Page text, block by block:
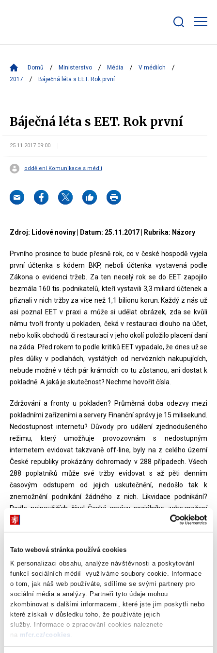
Tato webová stránka používá cookies
K personalizaci obsahu, analýze návštěvnosti a poskytování
funkcí sociálních médií využíváme soubory cookie. Informace
o tom, jak náš web používáte, sdílíme se svými partnery pro
sociální média a analýzy. Partneři tyto údaje mohou
zkombinovat s dalšími informacemi, které jste jim poskytli nebo
které získali v důsledku toho, že používáte jejich
služby. Informace o zpracování cookies naleznete
na mfcr.cz/cookies
bar
Domů Ministerstvo Média
V médiích
2017
Báječná léta s EET. Rok první
Báječná léta s EET. Rok první
25.11.2017 09:00
oddělení Komunikace s médii
Zdroj: Lidové noviny | Datum: 25.11.2017 | Rubrika: Názory
Prvního prosince to bude přesně rok, co v české hospodě vyjela
první účtenka s kódem BKP, neboli účtenka vystavená podle
Zákona o evidenci tržeb. Za ten necelý rok se do EET zapojilo
bezmála 160 tis. podnikatelů, kteří vystavili 3,3 miliard účtenek a
přiznali v nich tržby za více než 1,1 bilionu korun. Každý z nás už
asi poznal EET v praxi a může si udělat obrázek, zda se kvůli
němu tvoří fronty u pokladen, čeká v restauraci dlouho na účet,
nebo kolik obchodů či restaurací v jeho okolí položilo placení daní
na záda. Před rokem to podle kritiků EET vypadalo, že dnes už se
přes důlky v podlahách, vystátých od nervózních nakupujících,
nebude možné v těch pár krámcích co tu zůstanou, ani dostat k
pokladně. A jaká je skutečnost? Nechme hovořit čísla.
Zdržování a fronty u pokladen? Průměrná doba odezvy mezi
pokladními zařízeními a servery Finanční správy je 15 milisekund.
Nedostupnost internetu? Důvody pro udělení zjednodušeného
režimu, který umožňuje provozovnám s nedostupným
internetem evidovat takzvaně off-line, byly na z celého území
České republiky prokázány dohromady v 288 případech. Všech
288 poplatníků může své tržby evidovat s až pěti denním
časovým odstupem od jejich uskutečnění, nedošlo tak k
znemožnění podnikání žádného z nich. Likvidace podnikání?
Podle nejnovějších čísel České správy sociálního zabezpečení
počet podnikatelů v Česku, kteří si samostatnou výdělečnou
činností skutečně vydělávají, stoupl letos do konce září o 18.000
se domnívat, že kdyby mělo EET skutečně devastační účinky na
podnikatelské prostředí, chuť podnikat by se meziročně zvýšila
více než trojnásobně. Výběr daní? Jen na DPH na konci října
meziročně plus 26 mld. Kč, tedy 9,1 procenta při růstu HDP 4,1
procenta, tedy ekonomickém růstu oproti dynamice výběru daní
méně než polovičním.
Je zřejmé, že čísla hovoří ve prospěch EET. A co naši kritici, kteří
se tak musí obejít bez nich? No přeci zneužijí čísla, která s EET